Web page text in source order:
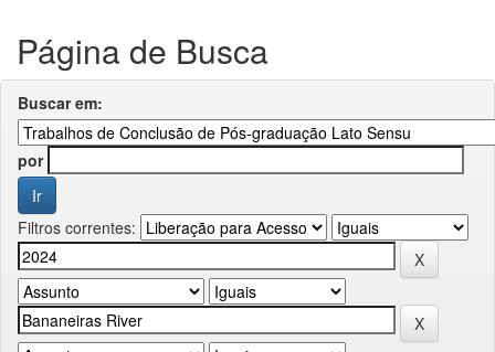
Página de Busca
Buscar em:
por
Filtros correntes: